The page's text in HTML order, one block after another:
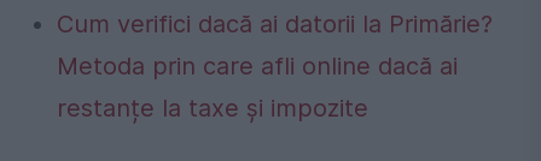
Cum verifici dacă ai datorii la Primărie?
Metoda prin care afli online dacă ai
restanțe la taxe și impozite